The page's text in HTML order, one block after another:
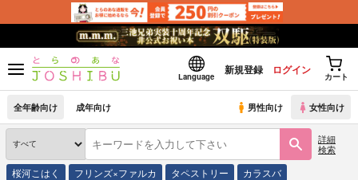
Language
新規登録 ログイン
カート
全年齢向け 成年向け 男性向け 女性向け
詳細
検索
桜河こはく フリンズ×ファルカ タペストリー カラスバ